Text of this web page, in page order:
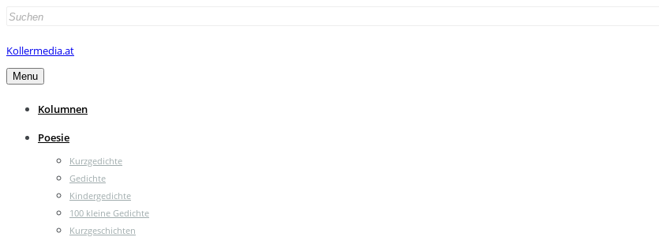
Search
Kollermedia.at
Menu
Kolumnen
Poesie
Kurzgedichte
Gedichte
Kindergedichte
100 kleine Gedichte
Kurzgeschichten